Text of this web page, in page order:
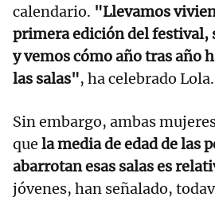
calendario. "Llevamos
primera edición del festival,
y vemos cómo año tras año
las salas", ha celebrado Lola.
Sin embargo, ambas
que la media de edad de las
abarrotan esas salas es
jóvenes, han señalado,